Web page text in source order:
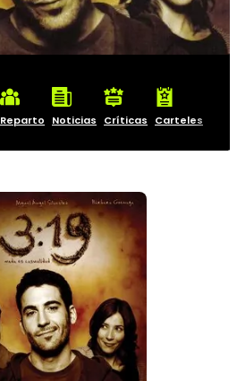
Reparto Noticias Críticas Carteles